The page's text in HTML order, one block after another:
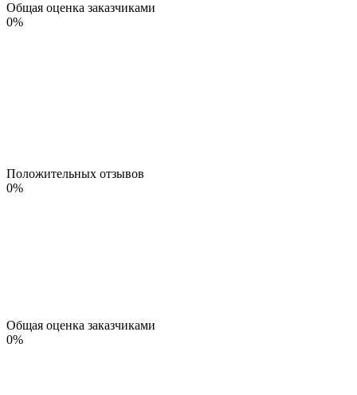
Общая оценка заказчиками
0%
Положительных отзывов
0%
Общая оценка заказчиками
0%